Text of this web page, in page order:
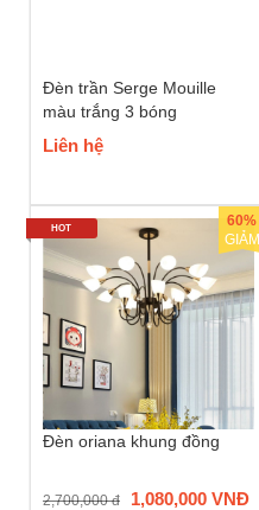
Đèn trần Serge Mouille
màu trắng 3 bóng
Liên hệ
Đèn oriana khung đồng
2,700,000 đ 1,080,000 VNĐ
60%
GIẢM
HOT